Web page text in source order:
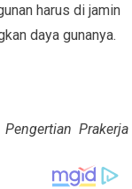
harus di jamin
daya gunanya.
Pengertian Prakerja